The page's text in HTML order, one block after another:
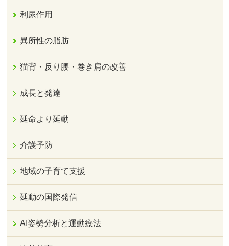
利尿作用
異所性の脂肪
猫背・反り腰・巻き肩の改善
成長と発達
延命より延動
介護予防
地域の子育て支援
延動の国際発信
AI姿勢分析と運動療法